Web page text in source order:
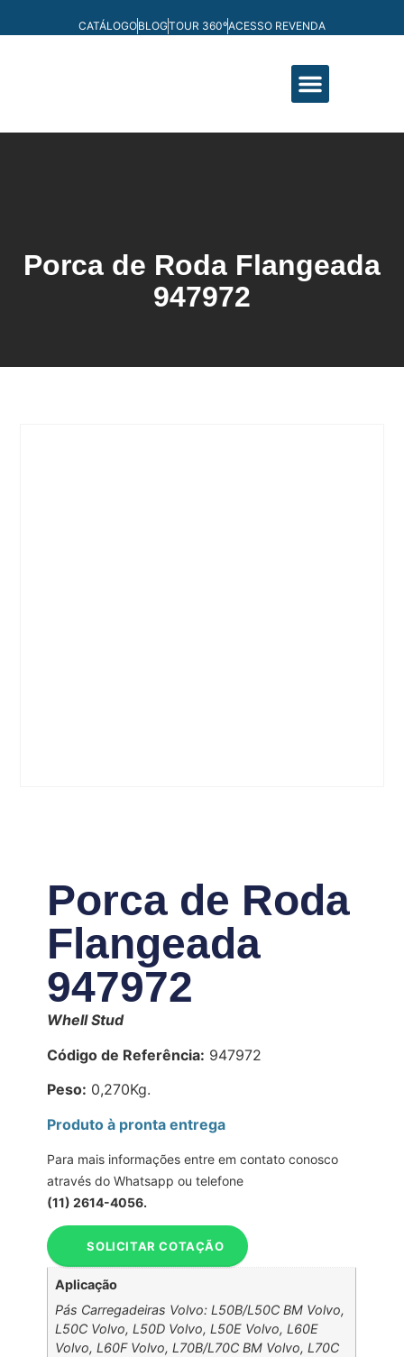
CATÁLOGOBLOGTOUR 360ºACESSO REVENDA
Porca de Roda Flangeada
947972
Porca de Roda
Flangeada
947972
Whell Stud
Código de Referência: 947972
Peso: 0,270Kg.
Produto à pronta entrega
Para mais informações entre em contato conosco
através do Whatsapp ou telefone
(11) 2614-4056.
SOLICITAR COTAÇÃO
Aplicação
Pás Carregadeiras Volvo: L50B/L50C BM Volvo,
L50C Volvo, L50D Volvo, L50E Volvo, L60E
Volvo, L60F Volvo, L70B/L70C BM Volvo, L70C